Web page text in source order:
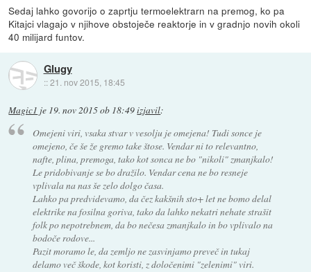
Sedaj lahko govorijo o zaprtju termoelektrarn na premog, ko pa
Kitajci vlagajo v njihove obstoječe reaktorje in v gradnjo novih okoli
40 milijard funtov.
Glugy
::21. nov 2015, 18:45
Magic1 je 19. nov 2015 ob 18:49izjavil:
Omejeni viri, vsaka stvar v vesolju je omejena! Tudi sonce je
omejeno, če še že gremo take štose. Vendar ni to relevantno,
nafte, plina, premoga, tako kot sonca ne bo "nikoli" zmanjkalo!
Le pridobivanje se bo dražilo. Vendar cena ne bo resneje
vplivala na nas še zelo dolgo časa.
Lahko pa predvidevamo, da čez kakšnih sto+ let ne bomo delal
elektrike na fosilna goriva, tako da lahko nekatri nehate strašit
folk po nepotrebnem, da bo nečesa zmanjkalo in bo vplivalo na
bodoče rodove...
Pazit moramo le, da zemljo ne zasvinjamo preveč in tukaj
delamo več škode, kot koristi, z določenimi "zelenimi" viri.